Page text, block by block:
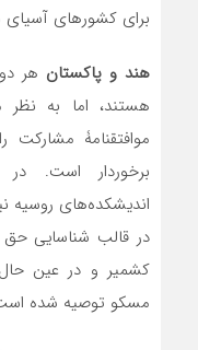
برای کشورهای
هند و پاکستان هر
هستند، اما به نظر
موافتقنامۀ مشارکت
برخوردار است.
اندیشکده‌های روسیه
در قالب شناسایی
کشمیر و در عین
مسکو توصیه شده